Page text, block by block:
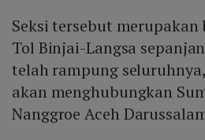
Seksi tersebut merupakan
Tol Binjai-Langsa
telah rampung
akan menghubungkan
Nanggroe Aceh